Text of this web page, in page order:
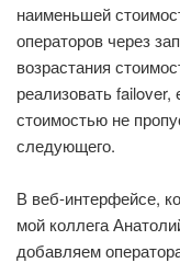
наименьшей
операторов через
возрастания
реализовать
стоимостью не
следующего.
В веб-интерфейсе,
мой коллега
добавляем